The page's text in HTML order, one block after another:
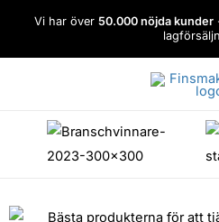
innehåll
Vi har över 50.000 nöjda kunder